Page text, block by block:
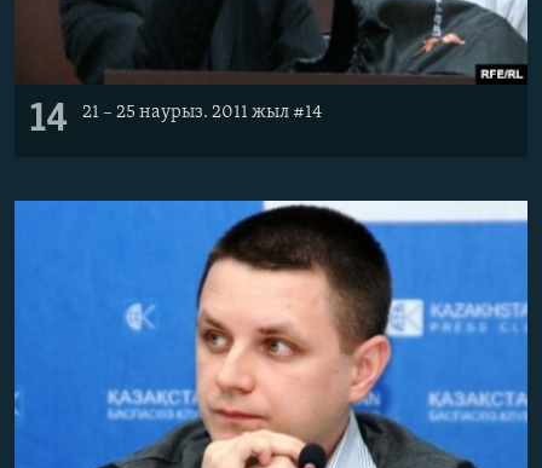
14 21 – 25 наурыз. 2011 жыл #14